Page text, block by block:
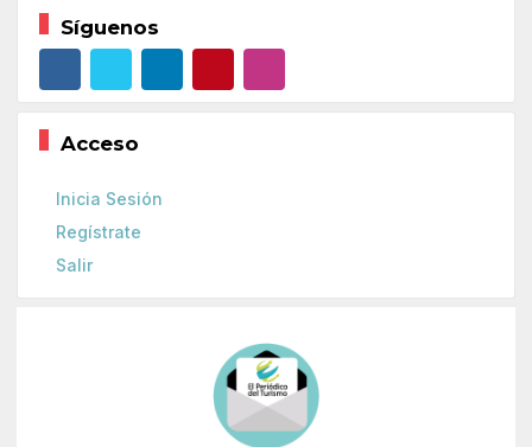
Síguenos
Acceso
Inicia Sesión
Regístrate
Salir